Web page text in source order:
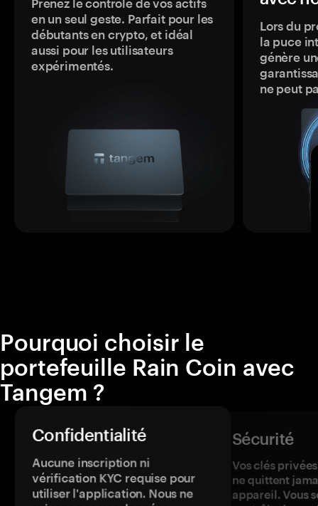
Prenez le contrôle de vos actifs
en un seul geste. Parfait pour les
débutants en crypto, et idéal
aussi pour les utilisateurs
expérimentés.
Lors du
la puce
génère
ne peut
Pourquoi choisir le
portefeuille Rain Coin avec
Tangem ?
Confidentialité
Aucune inscription ni
vérification KYC requise pour
utiliser l'application. Nous ne
Sécurité
Vos clés
ne quittent
appareil. Vous